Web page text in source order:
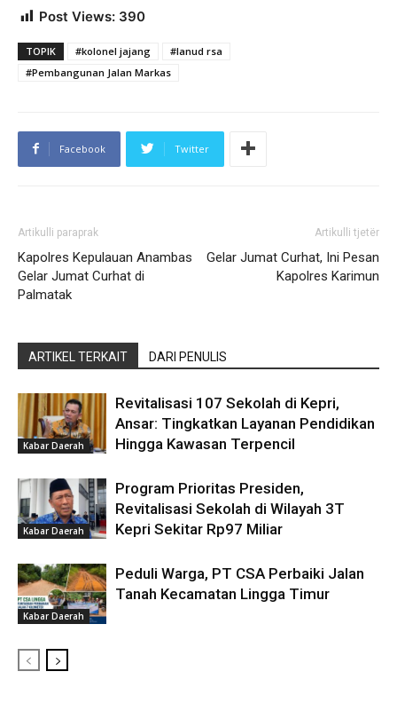
Post Views: 390
TOPIK #kolonel jajang
#lanud rsa
#Pembangunan Jalan Markas
Facebook Twitter
Artikulli paraprak
Kapolres Kepulauan Anambas
Gelar Jumat Curhat di
Palmatak
Artikulli tjetër
Gelar Jumat Curhat, Ini Pesan
Kapolres Karimun
ARTIKEL TERKAIT DARI PENULIS
Kabar Daerah
Revitalisasi 107 Sekolah di Kepri,
Ansar: Tingkatkan Layanan Pendidikan
Hingga Kawasan Terpencil
Kabar Daerah
Program Prioritas Presiden,
Revitalisasi Sekolah di Wilayah 3T
Kepri Sekitar Rp97 Miliar
Kabar Daerah
Peduli Warga, PT CSA Perbaiki Jalan
Tanah Kecamatan Lingga Timur